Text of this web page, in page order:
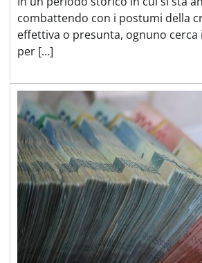
combattendo con i postumi della
effettiva o presunta, ognuno
per […]